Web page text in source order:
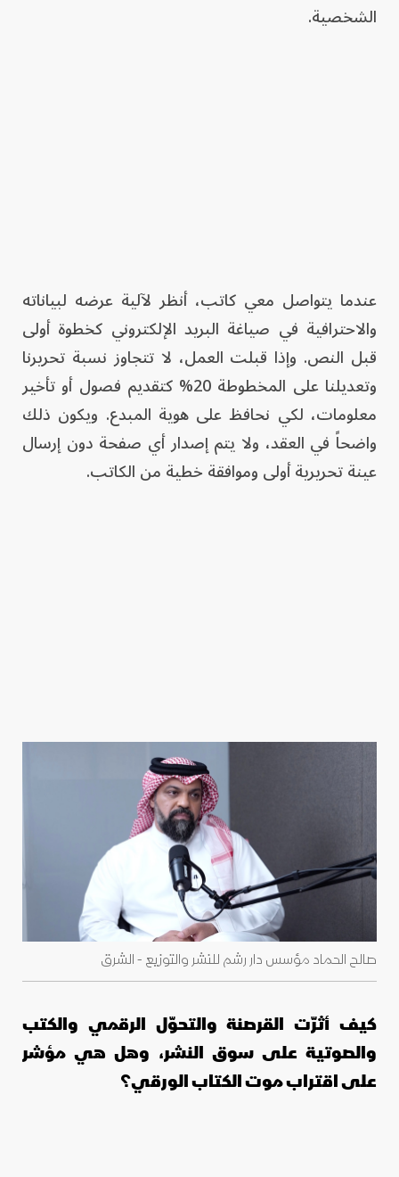
الشخصية.
عندما يتواصل معي كاتب، أنظر لآلية عرضه لبياناته
والاحترافية في صياغة البريد الإلكتروني كخطوة أولى
قبل النص. وإذا قبلت العمل، لا تتجاوز نسبة تحريرنا
وتعديلنا على المخطوطة 20% كتقديم فصول أو تأخير
معلومات، لكي نحافظ على هوية المبدع. ويكون ذلك
واضحاً في العقد، ولا يتم إصدار أي صفحة دون إرسال
عينة تحريرية أولى وموافقة خطية من الكاتب.
صالح الحماد مؤسس دار رشم للنشر والتوزيع - الشرق
كيف أثرّت القرصنة والتحوّل الرقمي والكتب
والصوتية على سوق النشر، وهل هي مؤشر
على اقتراب موت الكتاب الورقي؟